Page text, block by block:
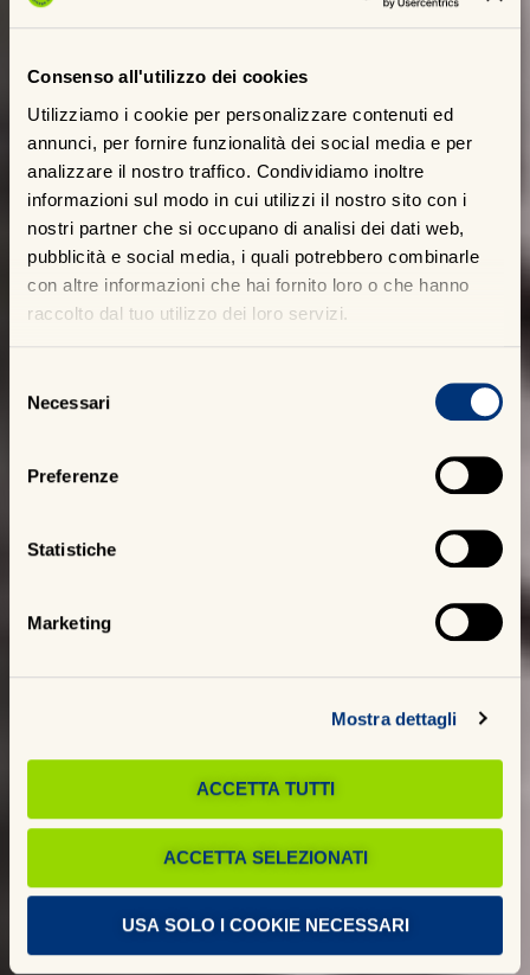
Consenso all'utilizzo dei cookies
Utilizziamo i cookie per personalizzare contenuti ed
annunci, per fornire funzionalità dei social media e per
analizzare il nostro traffico. Condividiamo inoltre
informazioni sul modo in cui utilizzi il nostro sito con i
nostri partner che si occupano di analisi dei dati web,
pubblicità e social media, i quali potrebbero combinarle
con altre informazioni che hai fornito loro o che hanno
raccolto dal tuo utilizzo dei loro servizi.
delNecessari
Preferenze
Statistiche
Marketing
Mostra dettagli
ACCETTA TUTTI
ACCETTA SELEZIONATI
USA SOLO I COOKIE NECESSARI